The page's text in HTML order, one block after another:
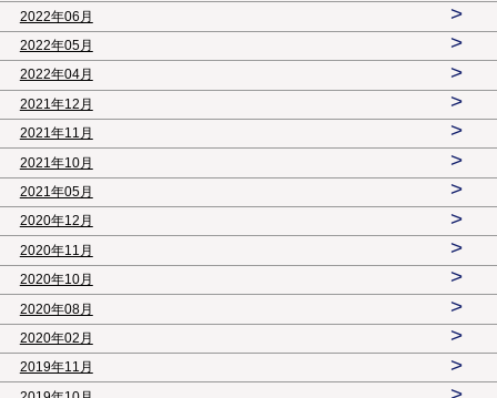
2022年06月 >
2022年05月 >
2022年04月 >
2021年12月 >
2021年11月 >
2021年10月 >
2021年05月 >
2020年12月 >
2020年11月 >
2020年10月 >
2020年08月 >
2020年02月 >
2019年11月 >